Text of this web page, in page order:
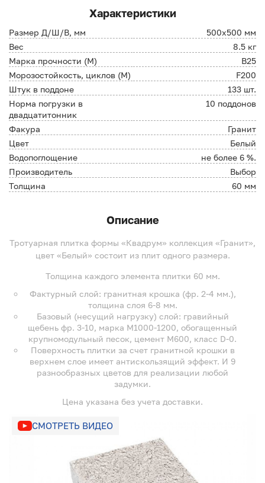
Характеристики
Размер Д/Ш/В, мм
500х500 мм
Вес
8.5 кг
Марка прочности (М)
В25
Морозостойкость, циклов (М)
F200
Штук в поддоне
133 шт.
Норма погрузки в
двадцатитонник
10 поддонов
Факура
Гранит
Цвет
Белый
Водопоглощение
не более 6 %.
Производитель
Выбор
Толщина
60 мм
Описание
Тротуарная плитка формы «Квадрум» коллекция «Гранит»,
цвет «Белый» состоит из плит одного размера.
Толщина каждого элемента плитки 60 мм.
Фактурный слой: гранитная крошка (фр. 2-4 мм.),
толщина слоя 6-8 мм.
Базовый (несущий нагрузку) слой: гравийный
щебень фр. 3-10, марка М1000-1200, обогащенный
крупномодульный песок, цемент М600, класс D-0.
Поверхность плитки за счет гранитной крошки в
верхнем слое имеет антискользящий эффект. И 9
разнообразных цветов для реализации любой
задумки.
Цена указана без учета доставки.
СМОТРЕТЬ ВИДЕО